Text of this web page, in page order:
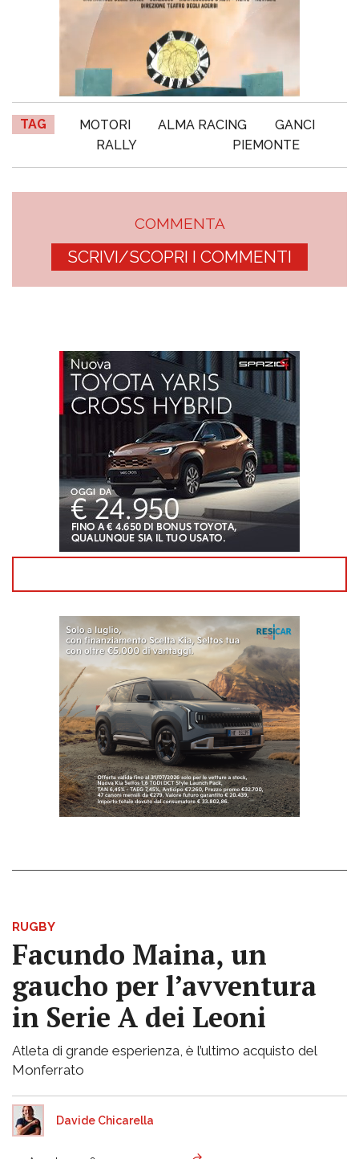
TAG MOTORI ALMA RACING
GANCI
RALLY
PIEMONTE
COMMENTA
SCRIVI/SCOPRI I COMMENTI
RUGBY
Facundo Maina, un
gaucho per l’avventura
in Serie A dei Leoni
Atleta di grande esperienza, è l’ultimo acquisto del
Monferrato
Davide Chicarella